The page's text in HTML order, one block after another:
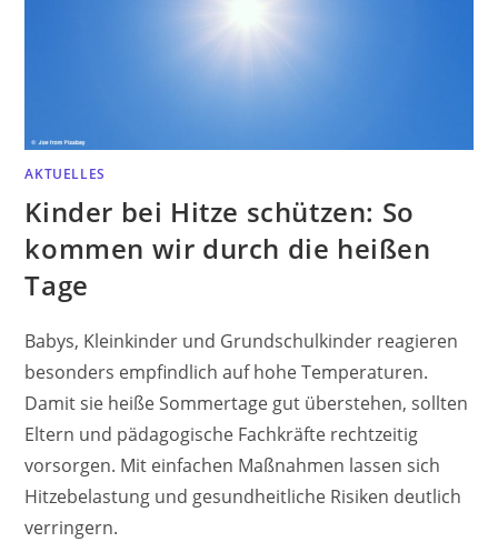
AKTUELLES
Kinder bei Hitze schützen: So
kommen wir durch die heißen
Tage
Babys, Kleinkinder und Grundschulkinder reagieren
besonders empfindlich auf hohe Temperaturen.
Damit sie heiße Sommertage gut überstehen, sollten
Eltern und pädagogische Fachkräfte rechtzeitig
vorsorgen. Mit einfachen Maßnahmen lassen sich
Hitzebelastung und gesundheitliche Risiken deutlich
verringern.